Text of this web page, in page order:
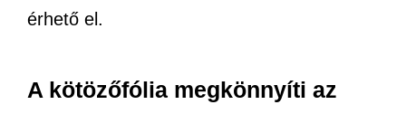
érhető el.
A kötözőfólia megkönnyíti az